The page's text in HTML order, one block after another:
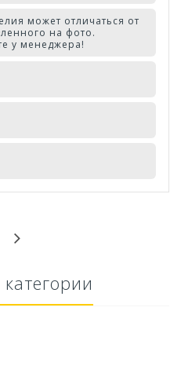
может отличаться от
на фото.
у менеджера!